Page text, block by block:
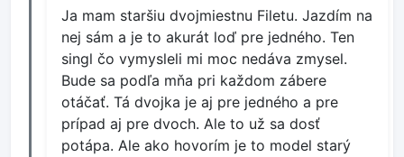
Ja mam staršiu dvojmiestnu Filetu. Jazdím na
nej sám a je to akurát loď pre jedného. Ten
singl čo vymysleli mi moc nedáva zmysel.
Bude sa podľa mňa pri každom zábere
otáčať. Tá dvojka je aj pre jedného a pre
prípad aj pre dvoch. Ale to už sa dosť
potápa. Ale ako hovorím je to model starý